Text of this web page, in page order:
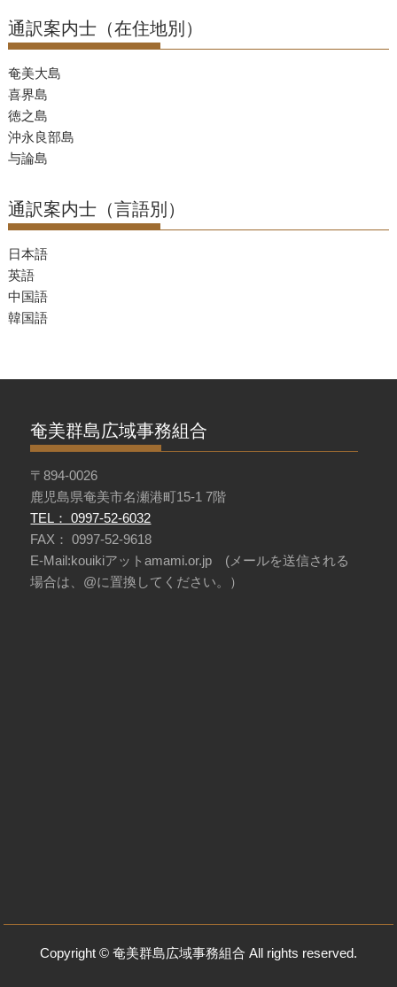
通訳案内士（在住地別）
奄美大島
喜界島
徳之島
沖永良部島
与論島
通訳案内士（言語別）
日本語
英語
中国語
韓国語
奄美群島広域事務組合
〒894-0026
鹿児島県奄美市名瀬港町15-1 7階
TEL： 0997-52-6032
FAX： 0997-52-9618
E-Mail:kouikiアットamami.or.jp (メールを送信される
場合は、@に置換してください。）
Copyright © 奄美群島広域事務組合 All rights reserved.